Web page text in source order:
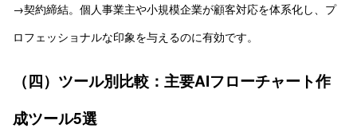
→契約締結。個人事業主や小規模企業が顧客対応を体系化し、プ
ロフェッショナルな印象を与えるのに有効です。
（四）ツール別比較：主要AIフローチャート作
成ツール5選